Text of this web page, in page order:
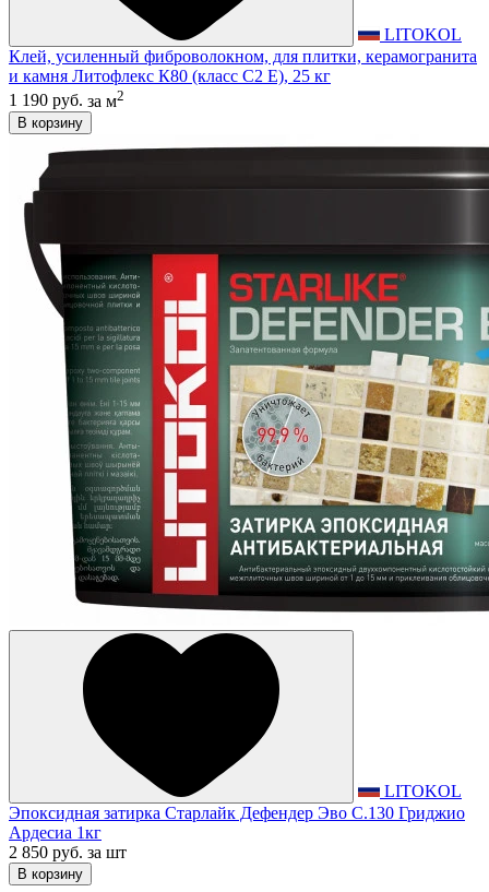
LITOKOL
Клей, усиленный фиброволокном, для плитки, керамогранита
и камня Литофлекс К80 (класс С2 E), 25 кг
1 190 руб. за м2
В корзину
LITOKOL
Эпоксидная затирка Старлайк Дефендер Эво С.130 Гриджио
Ардесиа 1кг
2 850 руб. за шт
В корзину